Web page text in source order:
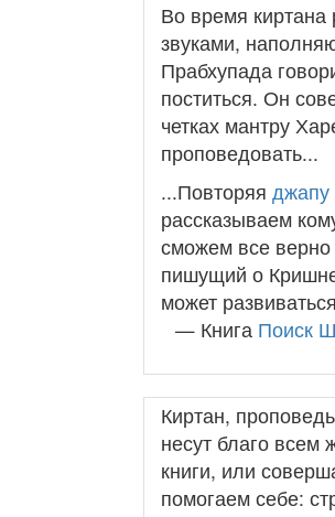
Во время киртана
звуками,
Прабхупада
поститься. Он
четках мантру
проповедовать...
...Повторяя джапу
рассказываем
сможем все
пишущий о
может
— Книга Поиск
Киртан,
несут благо
книги, или
помогаем себе: